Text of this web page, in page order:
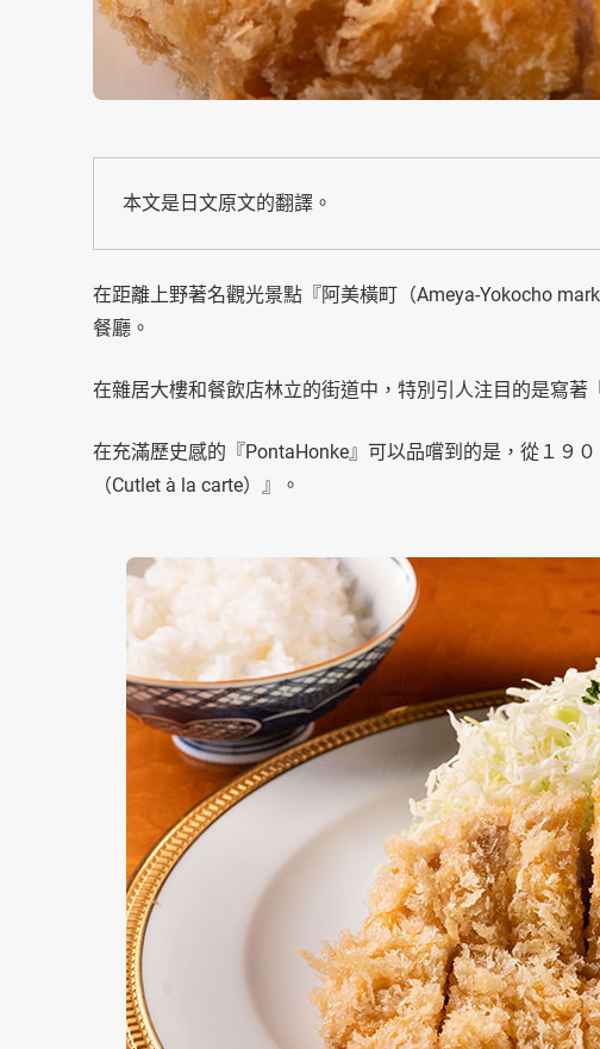
本文是日文原文的翻譯。
在距離上野著名觀光景點『阿美橫町（Ameya-Yokocho
餐廳。
在雜居大樓和餐飲店林立的街道中，特別引人注目的是寫著
在充滿歷史感的『PontaHonke』可以品嚐到的是，從１９
（Cutlet à la carte）』。